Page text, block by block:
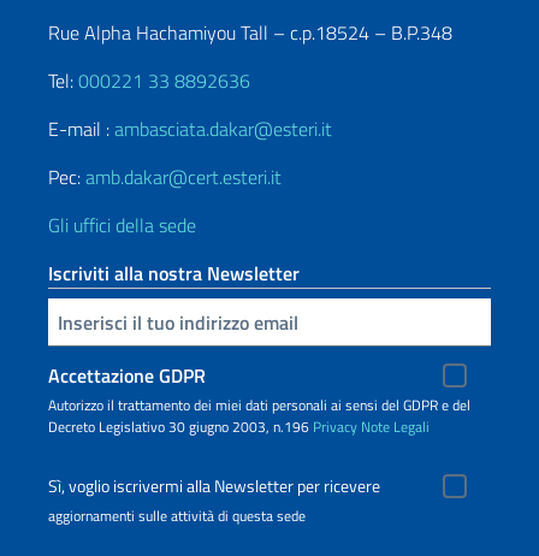
Rue Alpha Hachamiyou Tall – c.p.18524 – B.P.348
Tel:000221 33 8892636
E-mail :ambasciata.dakar@esteri.it
Pec:amb.dakar@cert.esteri.it
Gli uffici della sede
Iscriviti alla nostra Newsletter
Inserisci la tua email
Accettazione GDPR
Autorizzo il trattamento dei miei dati personali ai sensi del GDPR e del
Decreto Legislativo 30 giugno 2003, n.196 Privacy Note Legali
Sì, voglio iscrivermi alla Newsletter per ricevere
aggiornamenti sulle attività di questa sede